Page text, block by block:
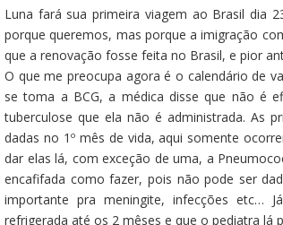
Luna fará sua primeira viagem ao Brasil dia
porque queremos, mas porque a imigração
que a renovação fosse feita no Brasil, e pior
O que me preocupa agora é o calendário de
se toma a BCG, a médica disse que não é
tuberculose que ela não é administrada. As
dadas no 1º mês de vida, aqui somente
dar elas lá, com exceção de uma, a
encafifada como fazer, pois não pode ser
importante pra meningite, infecções etc…
refrigerada até os 2 mêses e que o pediatra lá